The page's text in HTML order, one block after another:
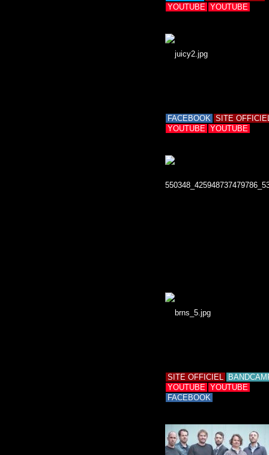
YOUTUBE YOUTUBE
FACEBOOK SITE
YOUTUBE YOUTUBE
SITE OFFICIEL
YOUTUBE YOUTUBE
FACEBOOK